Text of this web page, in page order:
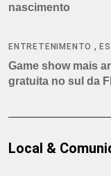
nascimento
ENTRETENIMENTO ,
Game show mais
gratuita no sul da
Local &